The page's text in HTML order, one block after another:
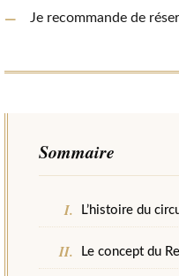
Je recommande de
Sommaire
L’histoire du
Le concept du